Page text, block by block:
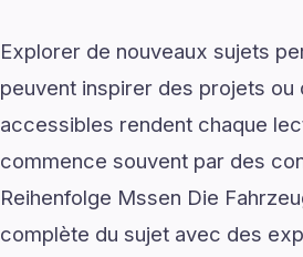
Explorer de nouveaux sujets
peuvent inspirer des projets
accessibles rendent chaque
commence souvent par des
Reihenfolge Mssen Die
complète du sujet avec des